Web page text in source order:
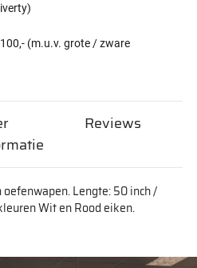
(m.u.v. grote / zware
Lengte: 50 inch /
Wit en Rood eiken.
Reviews